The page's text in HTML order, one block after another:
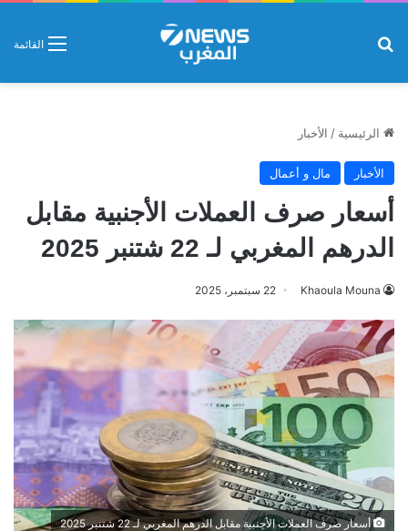
القائمة
الرئيسية / الأخبار
الأخبار مال و أعمال
أسعار صرف العملات الأجنبية مقابل
الدرهم المغربي لـ 22 شتنبر 2025
Khaoula Mouna 22 سبتمبر، 2025
أسعار صرف العملات الأجنبية مقابل الدرهم المغربي لـ 22 شتنبر 2025